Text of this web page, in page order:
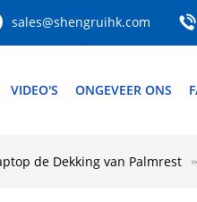
sales@shengruihk.com
VIDEO'S ONGEVEER ONS
de Dekking van Palmrest